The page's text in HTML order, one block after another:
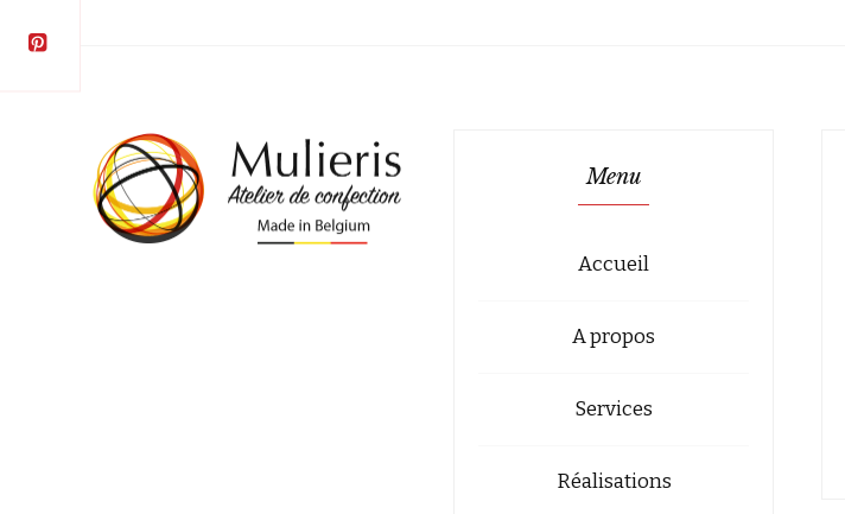
Menu
Accueil
A propos
Services
Réalisations